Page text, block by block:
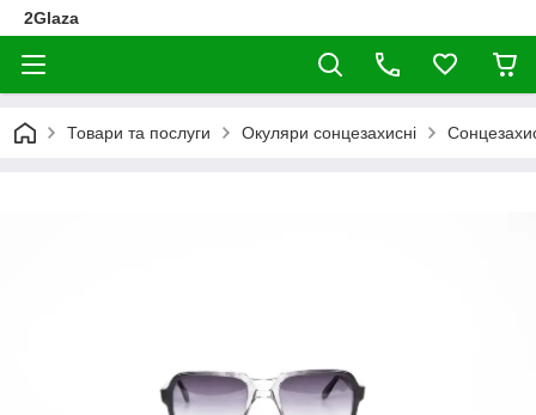
2Glaza
Товари та послуги Окуляри сонцезахисні